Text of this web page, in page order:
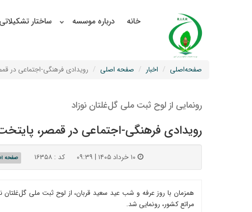
خانه درباره موسسه ساختار تشکیلاتی
صفحه‌اصلی اخبار صفحه اصلی رویدادی فرهنگی-اجتماعی در
رونمایی از لوح ثبت ملی گل‌غلتان نوزاد
رویدادی فرهنگی-اجتماعی در قمصر،
کد : ۱۶۳۵۸ صفحه
همزمان با روز عرفه و شب عید سعید قربان، از لوح ثبت ملی
مراتع کشور، رونمایی شد.